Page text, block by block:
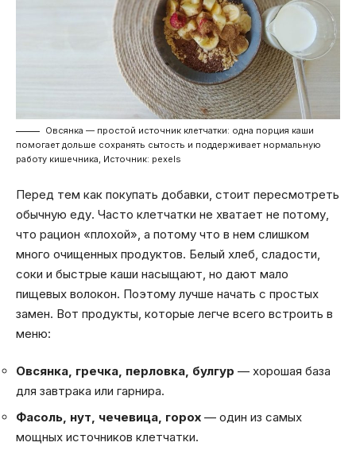
Овсянка — простой источник клетчатки: одна порция каши
помогает дольше сохранять сытость и поддерживает нормальную
работу кишечника, Источник: pexels
Перед тем как покупать добавки, стоит пересмотреть
обычную еду. Часто клетчатки не хватает не потому,
что рацион «плохой», а потому что в нем слишком
много очищенных продуктов. Белый хлеб, сладости,
соки и быстрые каши насыщают, но дают мало
пищевых волокон. Поэтому лучше начать с простых
замен. Вот продукты, которые легче всего встроить в
меню:
Овсянка, гречка, перловка, булгур — хорошая база
для завтрака или гарнира.
Фасоль, нут, чечевица, горох — один из самых
мощных источников клетчатки.